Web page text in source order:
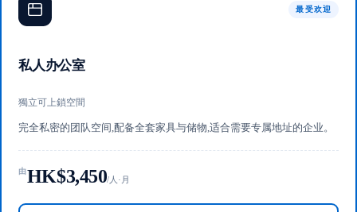
最受欢迎
私人办公室
獨立可上鎖空間
完全私密的团队空间,配备全套家具与储物,适合需要专属地址的企业。
由HK$3,450/人·月